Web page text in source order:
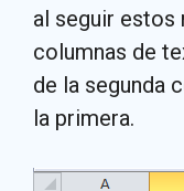
al seguir estos
columnas de
de la segunda
la primera.